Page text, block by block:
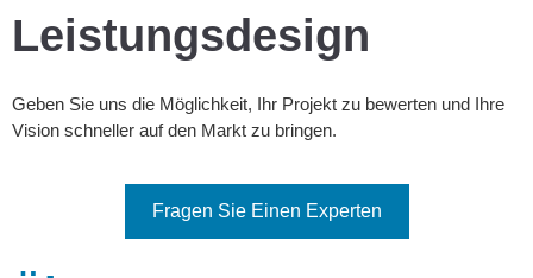
Leistungsdesign
Geben Sie uns die Möglichkeit, Ihr Projekt zu bewerten und Ihre
Vision schneller auf den Markt zu bringen.
Fragen Sie Einen Experten